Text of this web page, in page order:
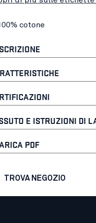
cotone
E ISTRUZIONI DI
PDF
TROVA NEGOZIO